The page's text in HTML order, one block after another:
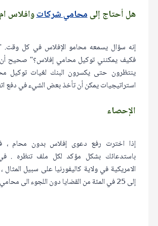
هل أحتاج إلىمحامي شركاتوافلاس
إنه سؤال يسمعه محامو الإفلاس في كل وقت.
فكيف يمكنني توكيل محامي إفلاس؟" صحيح أن
ينتظرون حتى يكسرون البنك لغيات توكيل
استراتيجيات يمكن أن تأخذ بعض الشيء في دفع
الإحصاء
إذا اخترت رفع دعوى إفلاس بدون محام ،
باستدعائك بشكل مؤكد لكل ملف تنظره .
الامريكية في ولاية كاليفورنيا على سبيل
إلى 25 في المئة من القضايا دون اللجوء الى محامي افلاس.